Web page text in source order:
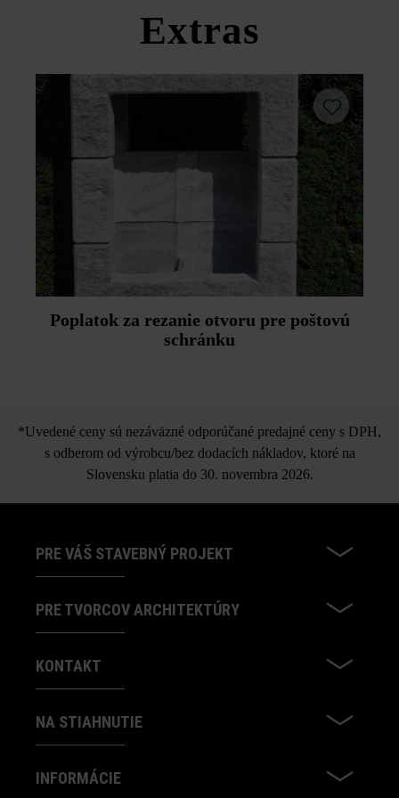
Extras
Poplatok za rezanie otvoru pre poštovú
schránku
*Uvedené ceny sú nezáväzné odporúčané predajné ceny s DPH,
s odberom od výrobcu/bez dodacích nákladov, ktoré na
Slovensku platia do 30. novembra 2026.
PRE VÁŠ STAVEBNÝ PROJEKT
PRE TVORCOV ARCHITEKTÚRY
KONTAKT
NA STIAHNUTIE
INFORMÁCIE